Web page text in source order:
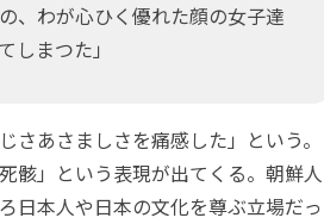
、わが心ひく優れた顔の女子達
しまつた」
あさましさを痛感した」という。
骸」という表現が出てくる。朝鮮人
日本人や日本の文化を尊ぶ立場だっ